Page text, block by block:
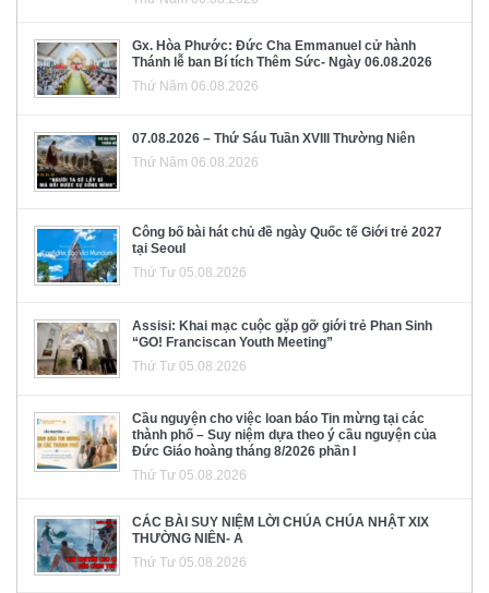
Gx. Hòa Phước: Đức Cha Emmanuel cử hành
Thánh lễ ban Bí tích Thêm Sức- Ngày 06.08.2026
Thứ Năm 06.08.2026
07.08.2026 – Thứ Sáu Tuần XVIII Thường Niên
Thứ Năm 06.08.2026
Công bố bài hát chủ đề ngày Quốc tế Giới trẻ 2027
tại Seoul
Thứ Tư 05.08.2026
Assisi: Khai mạc cuộc gặp gỡ giới trẻ Phan Sinh
“GO! Franciscan Youth Meeting”
Thứ Tư 05.08.2026
Cầu nguyện cho việc loan báo Tin mừng tại các
thành phố – Suy niệm dựa theo ý cầu nguyện của
Đức Giáo hoàng tháng 8/2026 phần I
Thứ Tư 05.08.2026
CÁC BÀI SUY NIỆM LỜI CHÚA CHÚA NHẬT XIX
THƯỜNG NIÊN- A
Thứ Tư 05.08.2026